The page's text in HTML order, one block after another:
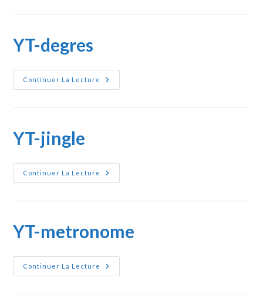
YT-degres
Continuer La Lecture
YT-
Degres
YT-jingle
Continuer La Lecture
YT-
Jingle
YT-metronome
Continuer La Lecture
YT-
Metronome